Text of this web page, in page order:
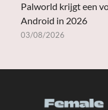
Palworld krijgt een
Android in 2026
03/08/2026